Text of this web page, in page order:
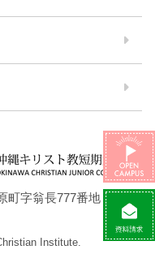
町字翁⾧777番地
Institute.